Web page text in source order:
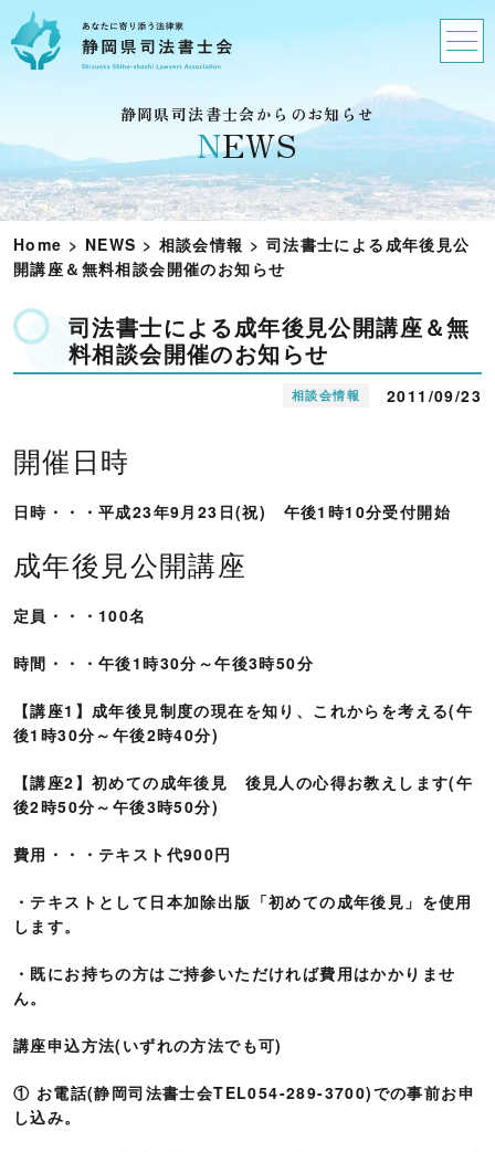
静岡県司法書士会からのお知らせ
NEWS
Home > NEWS > 相談会情報 > 司法書士による成年後見公
開講座＆無料相談会開催のお知らせ
司法書士による成年後見公開講座＆無
料相談会開催のお知らせ
相談会情報 2011/09/23
開催日時
日時・・・平成23年9月23日(祝) 午後1時10分受付開始
成年後見公開講座
定員・・・100名
時間・・・午後1時30分～午後3時50分
【講座1】成年後見制度の現在を知り、これからを考える(午
後1時30分～午後2時40分)
【講座2】初めての成年後見 後見人の心得お教えします(午
後2時50分～午後3時50分)
費用・・・テキスト代900円
・テキストとして日本加除出版「初めての成年後見」を使用
します。
・既にお持ちの方はご持参いただければ費用はかかりませ
ん。
講座申込方法(いずれの方法でも可)
① お電話(静岡司法書士会TEL054-289-3700)での事前お申
し込み。